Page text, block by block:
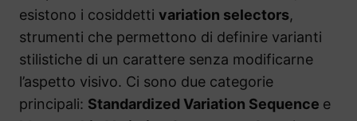
esistono i cosiddetti variation selectors,
strumenti che permettono di definire varianti
stilistiche di un carattere senza modificarne
l’aspetto visivo. Ci sono due categorie
principali: Standardized Variation Sequence e